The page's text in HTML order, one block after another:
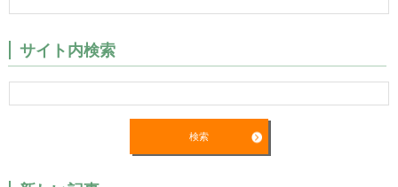
サイト内検索